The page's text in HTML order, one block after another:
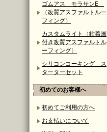
ゴムアス モラサンE
（改質アスファルトルー
フィング）
カスタムライト（粘着層
付き改質アスファルトル
ーフィング）
シリコンコーキング ス
ターターセット
初めてのお客様へ
初めてご利用の方へ
お支払いについて